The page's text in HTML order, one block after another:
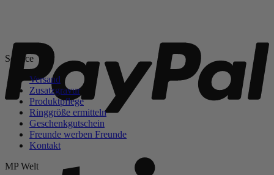
Service
Versand
Zusatzgravur
Produktpflege
Ringgröße ermitteln
Geschenkgutschein
Freunde werben Freunde
Kontakt
MP Welt